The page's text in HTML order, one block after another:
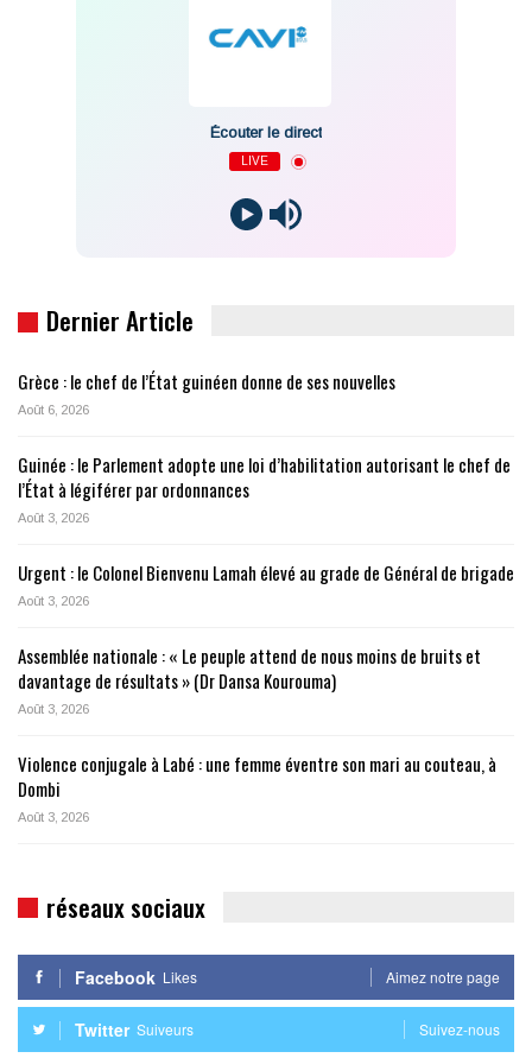
Écouter le direct
LIVE
Dernier Article
Grèce : le chef de l’État guinéen donne de ses nouvelles
Août 6, 2026
Guinée : le Parlement adopte une loi d’habilitation autorisant le chef de
l’État à légiférer par ordonnances
Août 3, 2026
Urgent : le Colonel Bienvenu Lamah élevé au grade de Général de brigade
Août 3, 2026
Assemblée nationale : « Le peuple attend de nous moins de bruits et
davantage de résultats » (Dr Dansa Kourouma)
Août 3, 2026
Violence conjugale à Labé : une femme éventre son mari au couteau, à
Dombi
Août 3, 2026
réseaux sociaux
Facebook Likes Aimez notre page
Twitter Suiveurs Suivez-nous